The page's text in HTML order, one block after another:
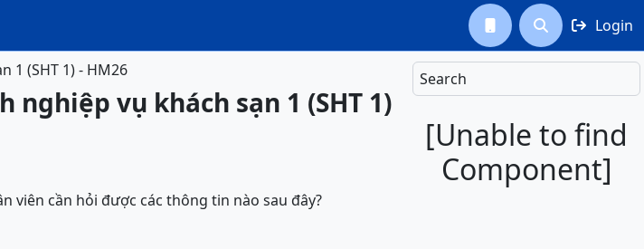
  Login
Search
[Unable to find
Component]
1 (SHT 1) - HM26
nghiệp vụ khách sạn 1 (SHT 1)
viên cần hỏi được các thông tin nào sau đây?